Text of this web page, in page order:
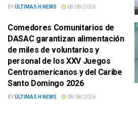
BYÚLTIMAS H NEWS 08/08/2026
Comedores Comunitarios de
DASAC garantizan alimentación
de miles de voluntarios y
personal de los XXV Juegos
Centroamericanos y del Caribe
Santo Domingo 2026
BYÚLTIMAS H NEWS 08/08/2026